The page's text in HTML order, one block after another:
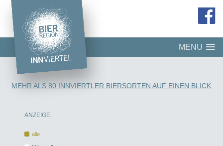
MENU
MEHR ALS 80 INNVIERTLER BIERSORTEN AUF EINEN BLICK
ANZEIGE:
alle